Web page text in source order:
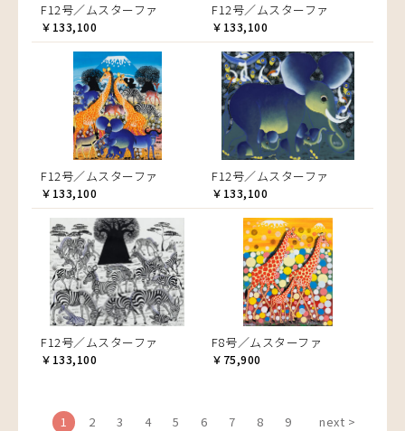
F12号／ムスターファ
￥133,100
F12号／ムスターファ
￥133,100
F12号／ムスターファ
￥133,100
F12号／ムスターファ
￥133,100
F12号／ムスターファ
￥133,100
F8号／ムスターファ
￥75,900
1 2 3 4 5 6 7 8 9 next >